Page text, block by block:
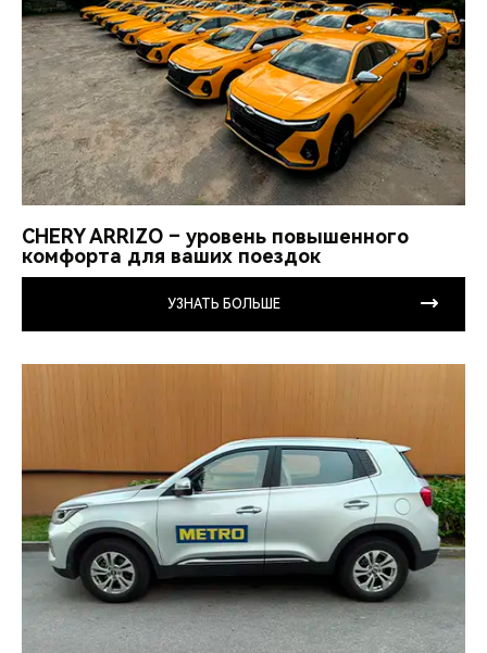
CHERY ARRIZO – уровень повышенного
комфорта для ваших поездок
УЗНАТЬ БОЛЬШЕ